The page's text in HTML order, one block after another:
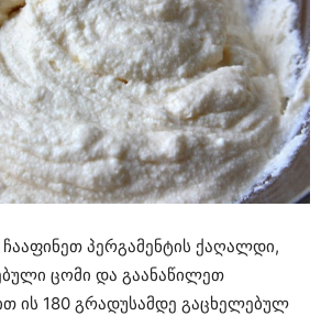
პერგამენტის ქაღალდი,
ცომი და გაანაწილეთ
ის 180 გრადუსამდე გაცხელებულ